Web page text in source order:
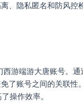
、隐私匿名和防风控
游端游大唐账号。
了账号之间的关联性
操作效率。